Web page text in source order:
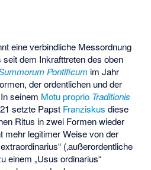
eine verbindliche Messordnung
seit dem Inkrafttreten des oben
Pontificum im Jahr
der ordentlichen und der
seinem Motu proprio Traditionis
setzte Papst Franziskus diese
Ritus in zwei Formen wieder
mehr legitimer Weise von der
(‚außerordentliche
einem „Usus ordinarius“